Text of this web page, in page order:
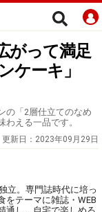
がって満足
ケーキ」
の「2層仕立てのなめ
える一品です。
更新日： 2023年09月29日
立。専門誌時代に培っ
をテーマに雑誌・WEB